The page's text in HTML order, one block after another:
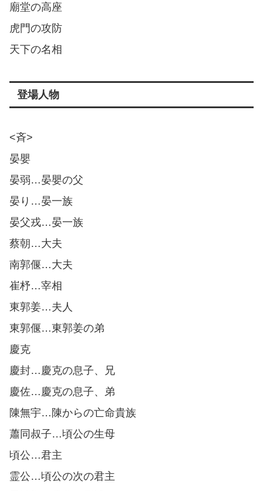
廟堂の高座
虎門の攻防
天下の名相
登場人物
<斉>
晏嬰
晏弱…晏嬰の父
晏り…晏一族
晏父戎…晏一族
蔡朝…大夫
南郭偃…大夫
崔杼…宰相
東郭姜…夫人
東郭偃…東郭姜の弟
慶克
慶封…慶克の息子、兄
慶佐…慶克の息子、弟
陳無宇…陳からの亡命貴族
蕭同叔子…頃公の生母
頃公…君主
霊公…頃公の次の君主